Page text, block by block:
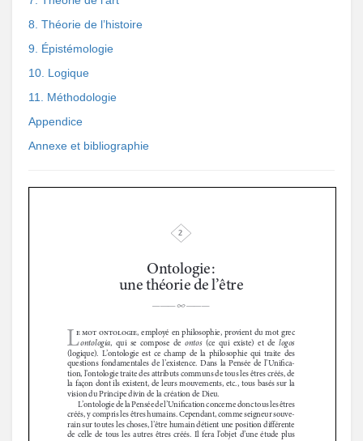
8. Théorie de l’histoire
9. Épistémologie
10. Logique
11. Méthodologie
Appendice
Annexe et bibliographie